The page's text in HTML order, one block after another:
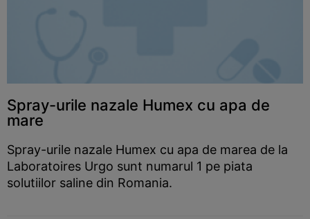
Spray-urile nazale Humex cu apa de
mare
Spray-urile nazale Humex cu apa de marea de la
Laboratoires Urgo sunt numarul 1 pe piata
solutiilor saline din Romania.